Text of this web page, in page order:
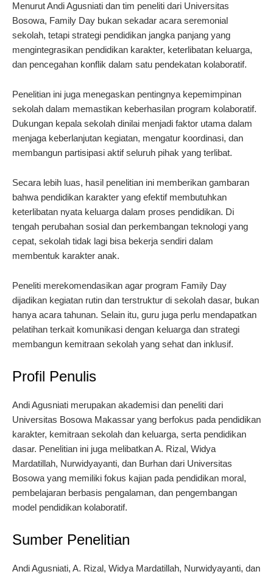
Menurut Andi Agusniati dan tim peneliti dari Universitas
Bosowa, Family Day bukan sekadar acara seremonial
sekolah, tetapi strategi pendidikan jangka panjang yang
mengintegrasikan pendidikan karakter, keterlibatan keluarga,
dan pencegahan konflik dalam satu pendekatan kolaboratif.
Penelitian ini juga menegaskan pentingnya kepemimpinan
sekolah dalam memastikan keberhasilan program kolaboratif.
Dukungan kepala sekolah dinilai menjadi faktor utama dalam
menjaga keberlanjutan kegiatan, mengatur koordinasi, dan
membangun partisipasi aktif seluruh pihak yang terlibat.
Secara lebih luas, hasil penelitian ini memberikan gambaran
bahwa pendidikan karakter yang efektif membutuhkan
keterlibatan nyata keluarga dalam proses pendidikan. Di
tengah perubahan sosial dan perkembangan teknologi yang
cepat, sekolah tidak lagi bisa bekerja sendiri dalam
membentuk karakter anak.
Peneliti merekomendasikan agar program Family Day
dijadikan kegiatan rutin dan terstruktur di sekolah dasar, bukan
hanya acara tahunan. Selain itu, guru juga perlu mendapatkan
pelatihan terkait komunikasi dengan keluarga dan strategi
membangun kemitraan sekolah yang sehat dan inklusif.
Profil Penulis
Andi Agusniati merupakan akademisi dan peneliti dari
Universitas Bosowa Makassar yang berfokus pada pendidikan
karakter, kemitraan sekolah dan keluarga, serta pendidikan
dasar. Penelitian ini juga melibatkan A. Rizal, Widya
Mardatillah, Nurwidyayanti, dan Burhan dari Universitas
Bosowa yang memiliki fokus kajian pada pendidikan moral,
pembelajaran berbasis pengalaman, dan pengembangan
model pendidikan kolaboratif.
Sumber Penelitian
Andi Agusniati, A. Rizal, Widya Mardatillah, Nurwidyayanti, dan